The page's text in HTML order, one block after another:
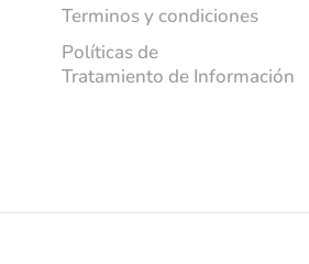
Terminos y condiciones
Políticas de
Tratamiento de Información